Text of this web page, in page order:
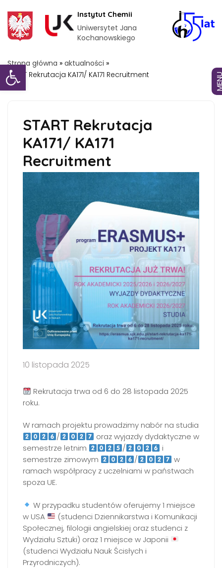
Otwórz pasek narzędzi
Instytut Chemii
Uniwersytet Jana
Kochanowskiego
Strona główna » aktualności »
START Rekrutacja KA171/ KA171 Recruitment
START Rekrutacja
KA171/ KA171
Recruitment
10 listopada 2025
Rekrutacja trwa od 6 do 28 listopada 2025
roku.
W ramach projektu prowadzimy nabór na studia
/
oraz wyjazdy dydaktyczne w
semestrze letnim
/
i
semestrze zimowym
/
w
ramach współpracy z uczelniami w państwach
spoza UE.
W przypadku studentów oferujemy 1 miejsce
w USA
(studenci Dziennikarstwa i Komunikacji
Społecznej, filologii angielskiej oraz studenci z
Wydziału Sztuki) oraz 1 miejsce w Japonii
(studenci Wydziału Nauk Ścisłych i
Przyrodniczych).